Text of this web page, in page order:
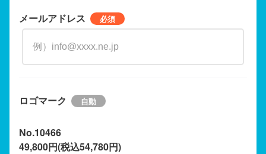
メールアドレス
ロゴマーク
No.10466
49,800円(税込54,780円)